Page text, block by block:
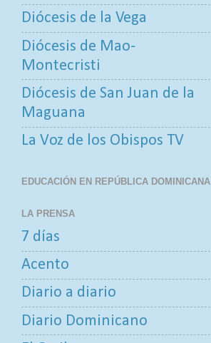
Diócesis de la Vega
Diócesis de Mao-
Montecristi
Diócesis de San Juan de la
Maguana
La Voz de los Obispos TV
EDUCACIÓN EN REPÚBLICA DOMINICANA
LA PRENSA
7 días
Acento
Diario a diario
Diario Dominicano